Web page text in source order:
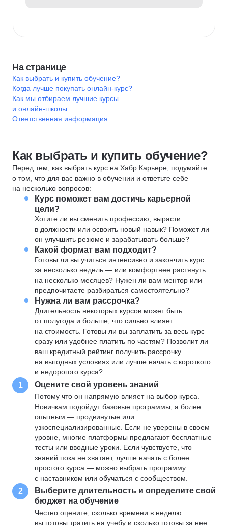
На странице
Как выбрать и купить обучение?
Когда лучше покупать онлайн-курс?
Как мы отбираем лучшие курсы
и онлайн-школы
Ответственная информация
Как выбрать и купить обучение?
Перед тем, как выбрать курс на Хабр Карьере, подумайте
о том, что для вас важно в обучении и ответьте себе
на несколько вопросов:
Курс поможет вам достичь карьерной
цели?
Хотите ли вы сменить профессию, вырасти
в должности или освоить новый навык? Поможет ли
он улучшить резюме и зарабатывать больше?
Какой формат вам подходит?
Готовы ли вы учиться интенсивно и закончить курс
за несколько недель — или комфортнее растянуть
на несколько месяцев? Нужен ли вам ментор или
предпочитаете разбираться самостоятельно?
Нужна ли вам рассрочка?
Длительность некоторых курсов может быть
от полугода и больше, что сильно влияет
на стоимость. Готовы ли вы заплатить за весь курс
сразу или удобнее платить по частям? Позволит ли
ваш кредитный рейтинг получить рассрочку
на выгодных условиях или лучше начать с короткого
и недорогого курса?
1 Оцените свой уровень знаний
Потому что он напрямую влияет на выбор курса.
Новичкам подойдут базовые программы, а более
опытным — продвинутые или
узкоспециализированные. Если не уверены в своем
уровне, многие платформы предлагают бесплатные
тесты или вводные уроки. Если чувствуете, что
знаний пока не хватает, лучше начать с более
простого курса — можно выбрать программу
с наставником или обучаться с сообществом.
2
Выберите длительность и определите свой
бюджет на обучение
Честно оцените, сколько времени в неделю
вы готовы тратить на учебу и сколько готовы за нее